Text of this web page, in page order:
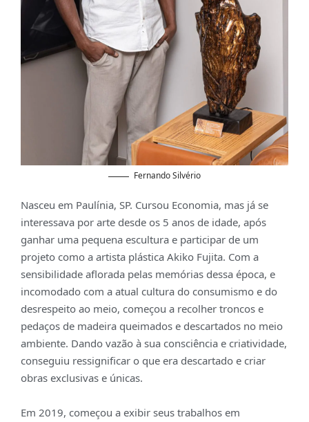
Fernando Silvério
Nasceu em Paulínia, SP. Cursou Economia, mas já se
interessava por arte desde os 5 anos de idade, após
ganhar uma pequena escultura e participar de um
projeto como a artista plástica Akiko Fujita. Com a
sensibilidade aflorada pelas memórias dessa época, e
incomodado com a atual cultura do consumismo e do
desrespeito ao meio, começou a recolher troncos e
pedaços de madeira queimados e descartados no meio
ambiente. Dando vazão à sua consciência e criatividade,
conseguiu ressignificar o que era descartado e criar
obras exclusivas e únicas.
Em 2019, começou a exibir seus trabalhos em